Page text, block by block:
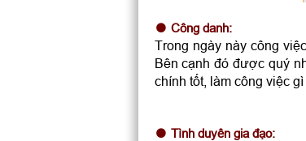
Công danh:
Trong ngày này công
Bên cạnh đó được quý
chính tốt, làm công việc
Tình duyên gia đạo: